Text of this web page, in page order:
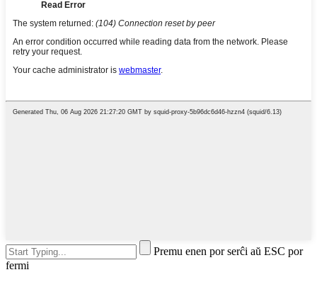
Premu enen por serĉi aŭ ESC por
fermi